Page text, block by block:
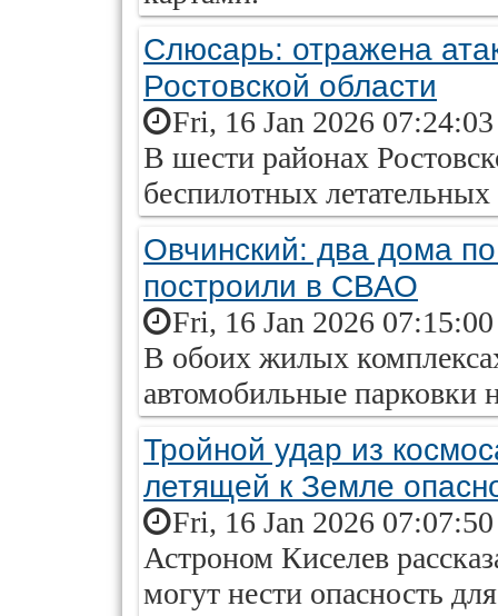
Слюсарь: отражена
Ростовской области
Fri, 16 Jan 2026
В шести районах
беспилотных летательных
Овчинский: два дома
построили в СВАО
Fri, 16 Jan 2026
В обоих жилых
автомобильные парковки
Тройной удар из
летящей к Земле
Fri, 16 Jan 2026
Астроном Киселев
могут нести опасность